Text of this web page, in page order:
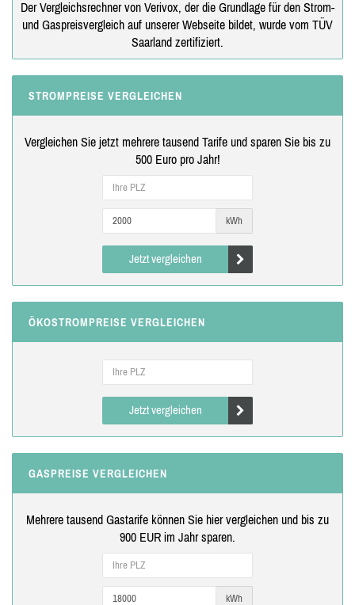
Der Vergleichsrechner von Verivox, der die Grundlage für den Strom-
und Gaspreisvergleich auf unserer Webseite bildet, wurde vom TÜV
Saarland zertifiziert.
STROMPREISE VERGLEICHEN
Vergleichen Sie jetzt mehrere tausend Tarife und sparen Sie bis zu
500 Euro pro Jahr!
kWh
Jetzt vergleichen
ÖKOSTROMPREISE VERGLEICHEN
Jetzt vergleichen
GASPREISE VERGLEICHEN
Mehrere tausend Gastarife können Sie hier vergleichen und bis zu
900 EUR im Jahr sparen.
kWh